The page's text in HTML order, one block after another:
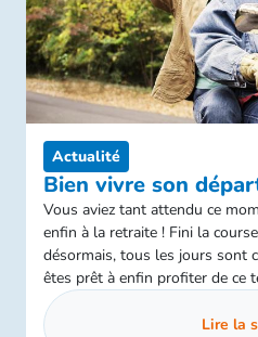
Actualité
Bien vivre son
Vous aviez tant attendu ce
enfin à la retraite ! Fini la
désormais, tous les jours sont
êtes prêt à enfin profiter de ce
passage entre la vie active et la
perturbant.
Lire la